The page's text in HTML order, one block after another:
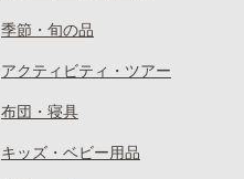
季節・旬の品
アクティビティ・ツアー
布団・寝具
キッズ・ベビー用品